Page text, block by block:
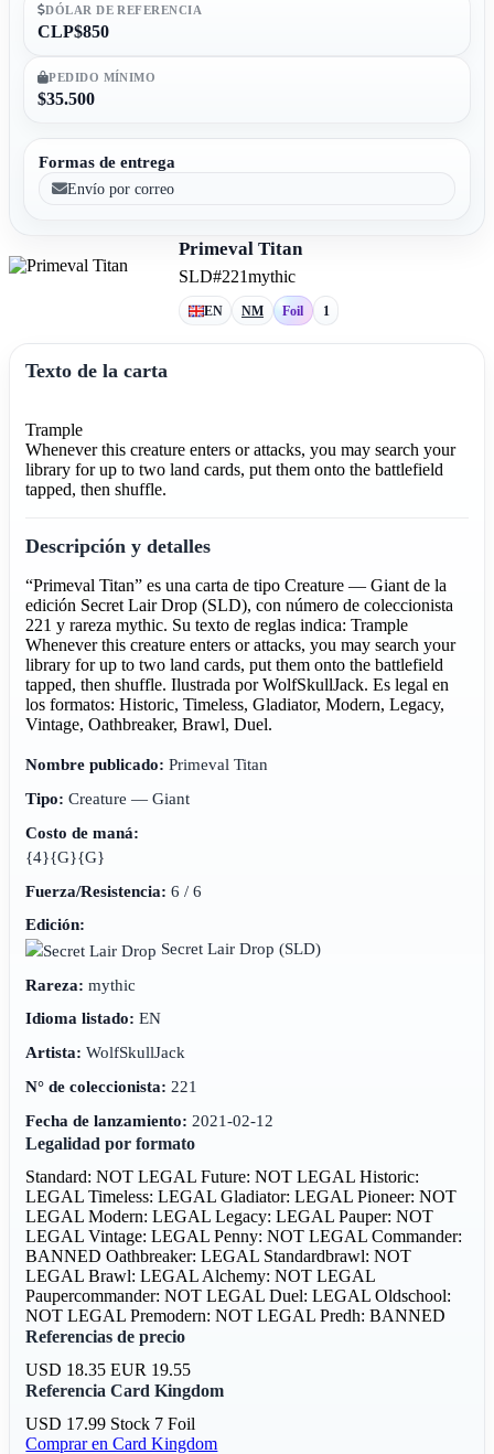
DÓLAR DE REFERENCIA
CLP$850
PEDIDO MÍNIMO
$35.500
Formas de entrega
Envío por correo
Primeval Titan
SLD#221mythic
EN NM Foil 1
Texto de la carta
Trample
Whenever this creature enters or attacks, you may search your
library for up to two land cards, put them onto the battlefield
tapped, then shuffle.
Descripción y detalles
“Primeval Titan” es una carta de tipo Creature — Giant de la
edición Secret Lair Drop (SLD), con número de coleccionista
221 y rareza mythic. Su texto de reglas indica: Trample
Whenever this creature enters or attacks, you may search your
library for up to two land cards, put them onto the battlefield
tapped, then shuffle. Ilustrada por WolfSkullJack. Es legal en
los formatos: Historic, Timeless, Gladiator, Modern, Legacy,
Vintage, Oathbreaker, Brawl, Duel.
Nombre publicado: Primeval Titan
Tipo: Creature — Giant
Costo de maná:
{4}{G}{G}
Fuerza/Resistencia: 6 / 6
Edición:
Secret Lair Drop(SLD)
Rareza: mythic
Idioma listado: EN
Artista: WolfSkullJack
N° de coleccionista: 221
Fecha de lanzamiento: 2021-02-12
Legalidad por formato
Standard: NOT LEGALFuture: NOT LEGALHistoric:
LEGALTimeless: LEGALGladiator: LEGALPioneer: NOT
LEGALModern: LEGALLegacy: LEGALPauper: NOT
LEGALVintage: LEGALPenny: NOT LEGALCommander:
BANNEDOathbreaker: LEGAL Standardbrawl: NOT
LEGALBrawl: LEGAL Alchemy: NOT LEGAL
Paupercommander: NOT LEGALDuel: LEGALOldschool:
NOT LEGALPremodern: NOT LEGALPredh: BANNED
Referencias de precio
USD 18.35EUR 19.55
Referencia Card Kingdom
USD 17.99 Stock 7Foil
Comprar en Card Kingdom